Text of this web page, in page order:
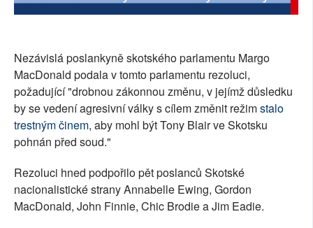
SOCIÁLNÍ SÍTĚ
PLNÁ VERZE STRÁNEK
Nezávislá poslankyně skotského parlamentu Margo
MacDonald podala v tomto parlamentu rezoluci,
požadující "drobnou zákonnou změnu, v jejímž důsledku
by se vedení agresivní války s cílem změnit režimstalo
trestným činem, aby mohl být Tony Blair ve Skotsku
pohnán před soud."
Rezoluci hned podpořilo pět poslanců Skotské
nacionalistické strany Annabelle Ewing, Gordon
MacDonald, John Finnie, Chic Brodie a Jim Eadie.